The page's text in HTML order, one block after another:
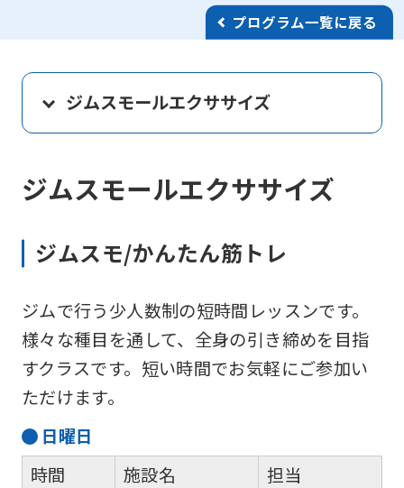
プログラム一覧に戻る
ジムスモールエクササイズ
ジムスモールエクササイズ
ジムスモ/かんたん筋トレ
ジムで行う少人数制の短時間レッスンです。
様々な種目を通して、全身の引き締めを目指
すクラスです。短い時間でお気軽にご参加い
ただけます。
日曜日
時間
施設名
担当